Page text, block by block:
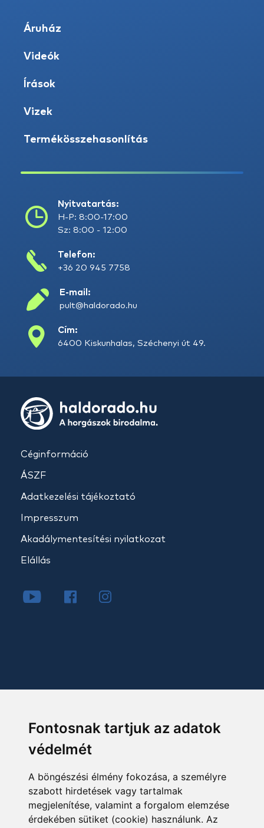
Fontosnak tartjuk az adatok
védelmét
A böngészési élmény fokozása, a személyre
szabott hirdetések vagy tartalmak
megjelenítése, valamint a forgalom elemzése
érdekében sütiket (cookie) használunk. Az
Áruház
Videók
Írások
Vizek
Termékösszehasonlítás
Nyitvatartás:
H-P: 8:00-17:00
Sz: 8:00 - 12:00
Telefon:
+36 20 945 7758
E-mail:
pult@haldorado.hu
Cím:
6400 Kiskunhalas, Széchenyi út 49.
Céginformáció
ÁSZF
Adatkezelési tájékoztató
Impresszum
Akadálymentesítési nyilatkozat
Elállás